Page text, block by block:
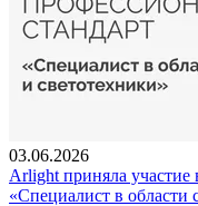
03.06.2026
Arlight приняла участие
«Специалист в области